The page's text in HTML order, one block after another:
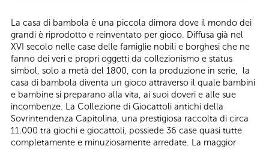
La casa di bambola è una piccola dimora dove il mondo dei
grandi è riprodotto e reinventato per gioco. Diffusa già nel
XVI secolo nelle case delle famiglie nobili e borghesi che ne
fanno dei veri e propri oggetti da collezionismo e status
simbol, solo a metà del 1800, con la produzione in serie, la
casa di bambola diventa un gioco attraverso il quale bambini
e bambine si preparano alla vita, ai suoi doveri e alle sue
incombenze. La Collezione di Giocattoli antichi della
Sovrintendenza Capitolina, una prestigiosa raccolta di circa
11.000 tra giochi e giocattoli, possiede 36 case quasi tutte
completamente e minuziosamente arredate. La maggior